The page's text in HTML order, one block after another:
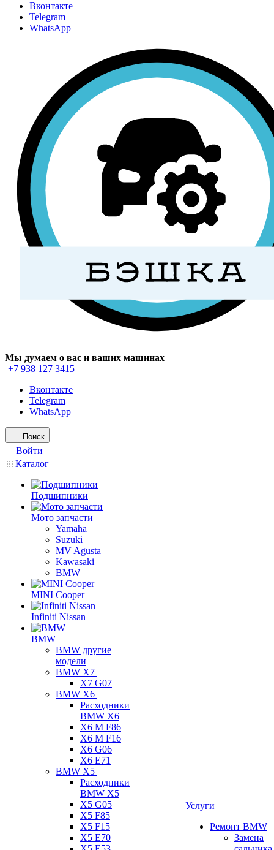
Вконтакте
Telegram
WhatsApp
Мы думаем о вас и ваших машинах
+7 938 127 3415
Вконтакте
Telegram
WhatsApp
Поиск
Войти
Каталог
Подшипники
Мото запчасти
Yamaha
Suzuki
MV Agusta
Kawasaki
BMW
MINI Cooper
Infiniti Nissan
BMW
BMW другие
модели
BMW X7
X7 G07
BMW X6
Расходники
BMW X6
X6 M F86
X6 M F16
X6 G06
X6 E71
BMW X5
Расходники
BMW X5
X5 G05
X5 F85
X5 F15
X5 E70
Услуги
Ремонт BMW
Замена